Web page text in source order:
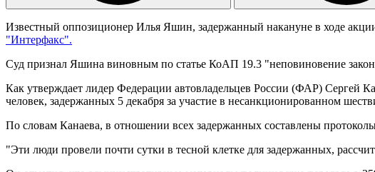
Известный оппозиционер Илья Яшин, задержанный накануне в ходе
"Интерфакс".
Суд признал Яшина виновным по статье КоАП 19.3 "неповиновение
Как утверждает лидер Федерации автовладельцев России (ФАР) Сергей
человек, задержанных 5 декабря за участие в несанкционированном
По словам Канаева, в отношении всех задержанных составлены
"Эти люди провели почти сутки в тесной клетке для задержанных,